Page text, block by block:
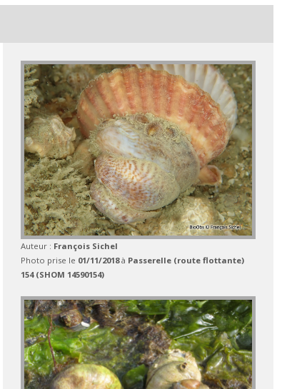
Auteur : François Sichel
Photo prise le 01/11/2018à Passerelle (route flottante)
154 (SHOM 14590154)